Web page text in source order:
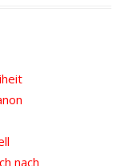
nach